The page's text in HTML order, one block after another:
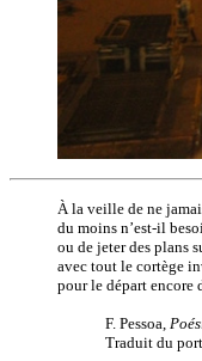
À la veille de ne
du moins n’est-il
ou de jeter des plans
avec tout le cortège
pour le départ encore
F. Pessoa,
Traduit du